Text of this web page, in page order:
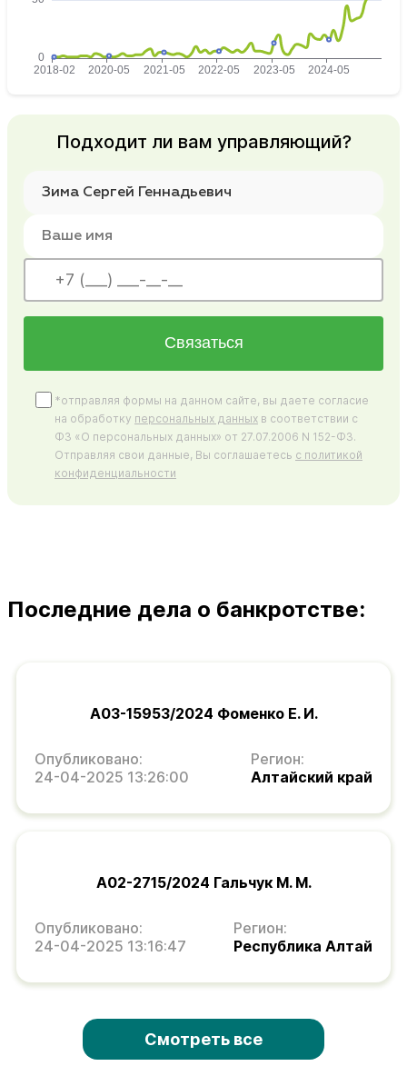
Подходит ли вам управляющий?
Связаться
*отправляя формы на данном сайте, вы даете согласие
на обработку персональных данных в соответствии с
ФЗ «О персональных данных» от 27.07.2006 N 152-ФЗ.
Отправляя свои данные, Вы соглашаетесь с политикой
конфиденциальности
Последние дела о банкротстве:
А03-15953/2024 Фоменко Е. И.
Опубликовано:
24-04-2025 13:26:00
Регион:
Алтайский край
А02-2715/2024 Гальчук М. М.
Опубликовано:
24-04-2025 13:16:47
Регион:
Республика Алтай
Смотреть все